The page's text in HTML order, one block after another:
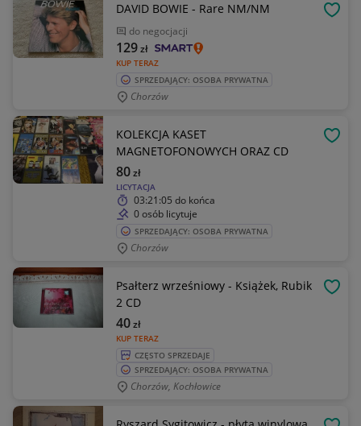
DAVID BOWIE - Rare NM/NM
do negocjacji
KUP TERAZ
129zł
SPRZEDAJĄCY: OSOBA PRYWATNA
Chorzów
KOLEKCJA KASET
MAGNETOFONOWYCH ORAZ CD
LICYTACJA
80zł
03:21:05 do końca
0 osób licytuje
SPRZEDAJĄCY: OSOBA PRYWATNA
Chorzów
Psałterz wrześniowy - Książek, Rubik
2 CD
KUP TERAZ
40zł
CZĘSTO SPRZEDAJE
SPRZEDAJĄCY: OSOBA PRYWATNA
Chorzów, Kochłowice